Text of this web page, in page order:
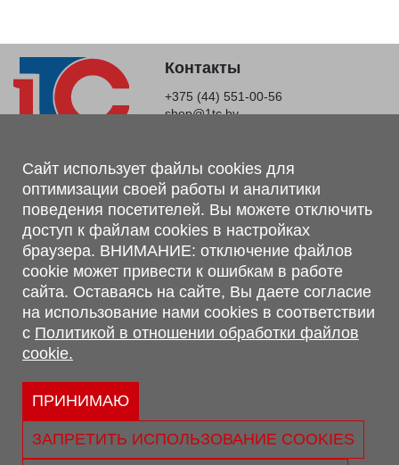
Контакты
+375 (44) 551-00-56
shop@1tc.by
Магазин, склад
г. Минск, Минский р-н, п. Привольный, ул. Мира, 20А,
223062
г. Брест, ул. Лейтенанта Рябцева, 108 В, 224701
Обращаем Ваше внимание, что вся предоставленная на сайте
информация, касающаяся комплектаций, технических
характеристик, цветовых сочетаний, а также стоимости и
сервисного обслуживания носит информационный характер и
не является публичной офертой, определяемой п.2 ст.407
Гражданского кодекса Республики Беларусь.
Политика обработки персональных данных
Политикой в отношении обработки файлов cookie.
Сайт использует файлы cookies для
оптимизации своей работы и аналитики
поведения посетителей. Вы можете отключить
доступ к файлам cookies в настройках
браузера. ВНИМАНИЕ: отключение файлов
cookie может привести к ошибкам в работе
сайта. Оставаясь на сайте, Вы даете согласие
на использование нами cookies в соответствии
с Политикой в отношении обработки файлов
cookie.
ПРИНИМАЮ
ЗАПРЕТИТЬ ИСПОЛЬЗОВАНИЕ COOKIES